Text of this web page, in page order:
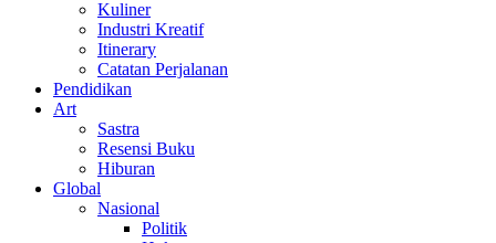
Kuliner
Industri Kreatif
Itinerary
Catatan Perjalanan
Pendidikan
Art
Sastra
Resensi Buku
Hiburan
Global
Nasional
Politik